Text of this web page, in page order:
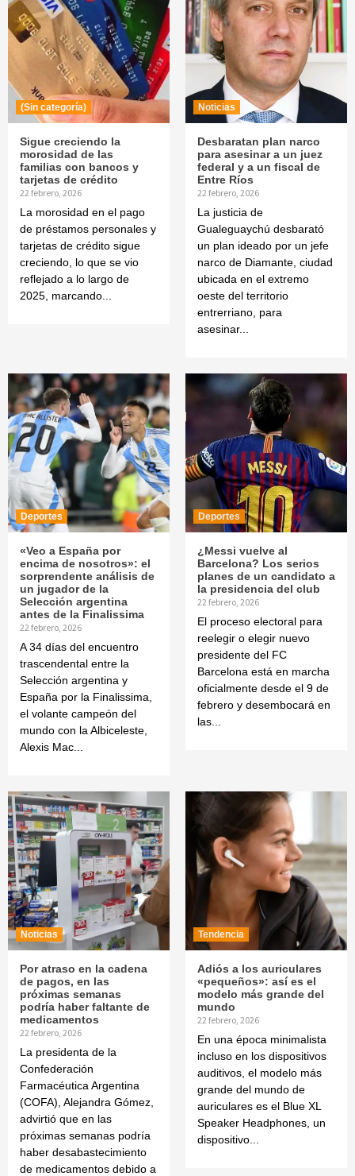
(Sin categoría)
Sigue creciendo la
morosidad de las
familias con bancos y
tarjetas de crédito
22 febrero, 2026
La morosidad en el pago
de préstamos personales y
tarjetas de crédito sigue
creciendo, lo que se vio
reflejado a lo largo de
2025, marcando...
Noticias
Desbaratan plan narco
para asesinar a un juez
federal y a un fiscal de
Entre Ríos
22 febrero, 2026
La justicia de
Gualeguaychú desbarató
un plan ideado por un jefe
narco de Diamante, ciudad
ubicada en el extremo
oeste del territorio
entrerriano, para
asesinar...
Deportes
«Veo a España por
encima de nosotros»: el
sorprendente análisis de
un jugador de la
Selección argentina
antes de la Finalissima
22 febrero, 2026
A 34 días del encuentro
trascendental entre la
Selección argentina y
España por la Finalissima,
el volante campeón del
mundo con la Albiceleste,
Alexis Mac...
Deportes
¿Messi vuelve al
Barcelona? Los serios
planes de un candidato a
la presidencia del club
22 febrero, 2026
El proceso electoral para
reelegir o elegir nuevo
presidente del FC
Barcelona está en marcha
oficialmente desde el 9 de
febrero y desembocará en
las...
Noticias
Por atraso en la cadena
de pagos, en las
próximas semanas
podría haber faltante de
medicamentos
22 febrero, 2026
La presidenta de la
Confederación
Farmacéutica Argentina
(COFA), Alejandra Gómez,
advirtió que en las
próximas semanas podría
haber desabastecimiento
de medicamentos debido a
Tendencia
Adiós a los auriculares
«pequeños»: así es el
modelo más grande del
mundo
22 febrero, 2026
En una época minimalista
incluso en los dispositivos
auditivos, el modelo más
grande del mundo de
auriculares es el Blue XL
Speaker Headphones, un
dispositivo...